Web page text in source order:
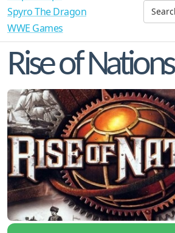
Spyro The Dragon
WWE Games
Rise of Nations